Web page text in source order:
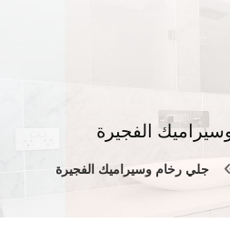
الفجيرة
جلي رخام وسيراميك الفجيرة